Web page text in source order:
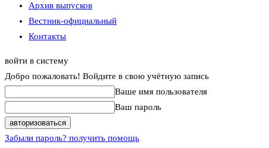
Архив выпусков
Вестник-официальный
Контакты
войти в систему
Добро пожаловать! Войдите в свою учётную запись
Ваше имя пользователя
Ваш пароль
Забыли пароль? получить помощь